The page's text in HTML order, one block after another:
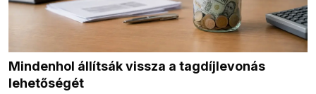
Mindenhol állítsák vissza a tagdíjlevonás
lehetőségét